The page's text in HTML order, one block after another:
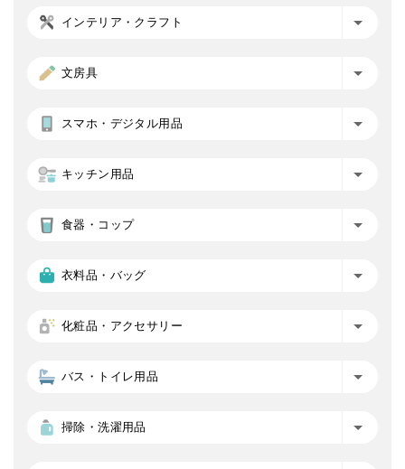
インテリア・クラフト
文房具
スマホ・デジタル用品
キッチン用品
食器・コップ
衣料品・バッグ
化粧品・アクセサリー
バス・トイレ用品
掃除・洗濯用品